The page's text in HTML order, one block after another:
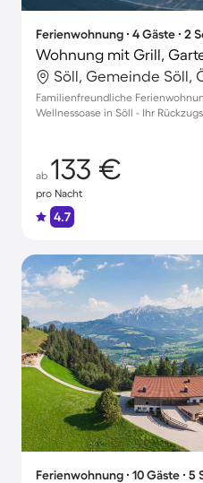
Ferienwohnung ∙ 4 Gäste ∙ 2
Wohnung mit Grill,
Söll, Gemeinde Söll,
Familienfreundliche
Wellnessoase in Söll - Ihr
ab 133 €
pro Nacht
4.7
Ferienwohnung ∙ 10 Gäste ∙